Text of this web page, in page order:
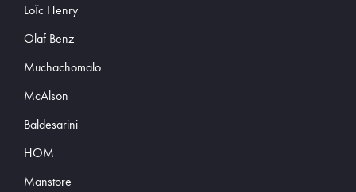
Loïc Henry
Olaf Benz
Muchachomalo
McAlson
Baldesarini
HOM
Manstore